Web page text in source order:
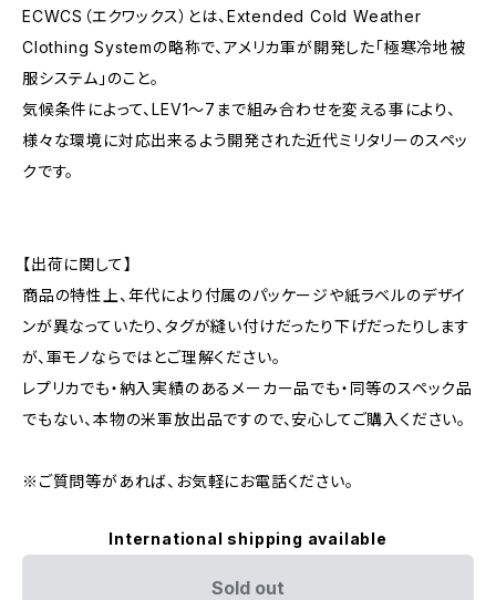
ECWCS（エクワックス）とは、Extended Cold Weather
Clothing Systemの略称で、アメリカ軍が開発した「極寒冷地被
服システム」のこと。
気候条件によって、LEV1〜7まで組み合わせを変える事により、
様々な環境に対応出来るよう開発された近代ミリタリーのスペッ
クです。
【出荷に関して】
商品の特性上、年代により付属のパッケージや紙ラベルのデザイ
ンが異なっていたり、タグが縫い付けだったり下げだったりします
が、軍モノならではとご理解ください。
レプリカでも・納入実績のあるメーカー品でも・同等のスペック品
でもない、本物の米軍放出品ですので、安心してご購入ください。
※ご質問等があれば、お気軽にお電話ください。
International shipping available
Sold out